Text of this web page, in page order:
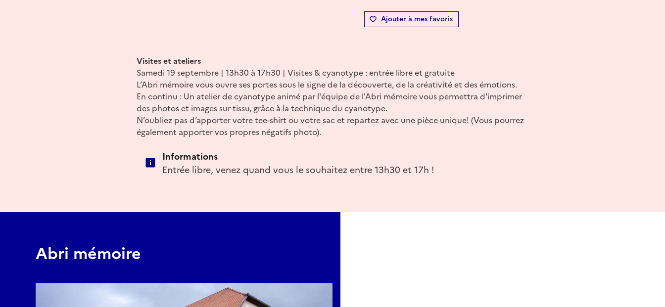
Ajouter à mes favoris
Visites et ateliers
Samedi 19 septembre | 13h30 à 17h30 | Visites & cyanotype : entrée libre et gratuite
L’Abri mémoire vous ouvre ses portes sous le signe de la découverte, de la créativité et des émotions.
En continu : Un atelier de cyanotype animé par l'équipe de l'Abri mémoire vous permettra d'imprimer
des photos et images sur tissu, grâce à la technique du cyanotype.
N’oubliez pas d’apporter votre tee-shirt ou votre sac et repartez avec une pièce unique! (Vous pourrez
également apporter vos propres négatifs photo).
Informations
Entrée libre, venez quand vous le souhaitez entre 13h30 et 17h !
Abri mémoire